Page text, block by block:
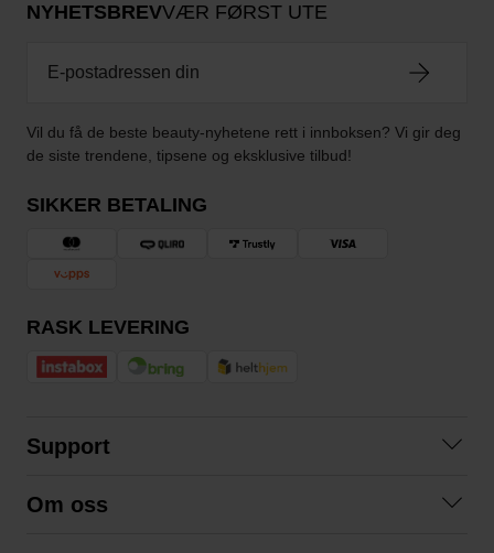
NYHETSBREVVÆR FØRST UTE
Vil du få de beste beauty-nyhetene rett i innboksen? Vi gir deg
de siste trendene, tipsene og eksklusive tilbud!
SIKKER BETALING
RASK LEVERING
Support
Om oss